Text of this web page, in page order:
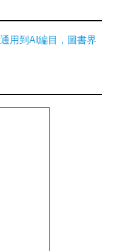
用到AI編目，圖書界